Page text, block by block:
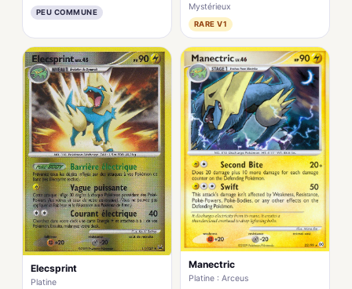
PEU COMMUNE
Mystérieux
RARE V1
Elecsprint
Platine
Manectric
Platine : Arceus